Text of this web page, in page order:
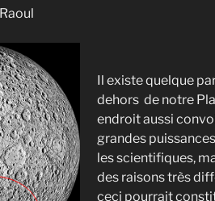
Raoul
Il existe quelque
dehors de notre
endroit aussi
grandes
les scientifiques,
des raisons très
ceci pourrait